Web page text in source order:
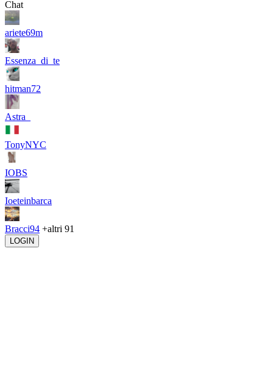
Chat
ariete69m
Essenza_di_te
hitman72
Astra_
TonyNYC
IOBS
Ioeteinbarca
Bracci94 +altri 91
LOGIN